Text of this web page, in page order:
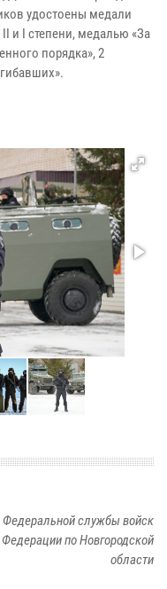
удостоены медали
и I степени, медалью «За
порядка», 2
службы войск
по Новгородской
области